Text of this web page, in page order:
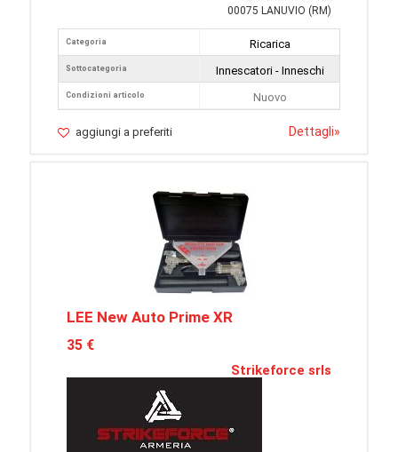
00075 LANUVIO (RM)
Categoria
Sottocategoria
Condizioni articolo
Ricarica
Innescatori - Inneschi
Nuovo
aggiungi a preferiti Dettagli»
LEE New Auto Prime XR
35 €
Strikeforce srls